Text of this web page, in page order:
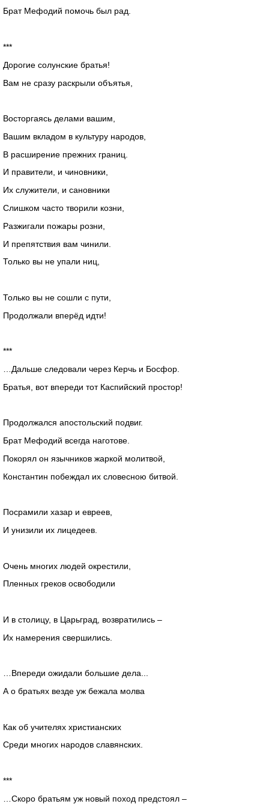
Брат Мефодий помочь был рад.
***
Дорогие солунские братья!
Вам не сразу раскрыли объятья,
Восторгаясь делами вашим,
Вашим вкладом в культуру народов,
В расширение прежних границ.
И правители, и чиновники,
Их служители, и сановники
Слишком часто творили козни,
Разжигали пожары розни,
И препятствия вам чинили.
Только вы не упали ниц,
Только вы не сошли с пути,
Продолжали вперёд идти!
***
…Дальше следовали через Керчь и Босфор.
Братья, вот впереди тот Каспийский простор!
Продолжался апостольский подвиг.
Брат Мефодий всегда наготове.
Покорял он язычников жаркой молитвой,
Константин побеждал их словесною битвой.
Посрамили хазар и евреев,
И унизили их лицедеев.
Очень многих людей окрестили,
Пленных греков освободили
И в столицу, в Царьград, возвратились –
Их намерения свершились.
…Впереди ожидали большие дела...
А о братьях везде уж бежала молва
Как об учителях христианских
Среди многих народов славянских.
***
…Скоро братьям уж новый поход предстоял –